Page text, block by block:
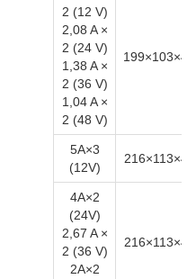
2 (12 V)
2,08 A ×
2 (24 V)
1,38 A ×
2 (36 V)
1,04 A ×
2 (48 V)
5A×3
(12V)
4A×2
(24V)
2,67 A ×
2 (36 V)
2A×2